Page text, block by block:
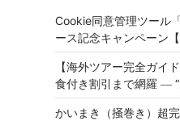
Cookie同意管理ツール
ース記念キャンペーン
【海外ツアー完全ガイ
食付き割引まで網羅 ―
かいまき（掻巻き）超